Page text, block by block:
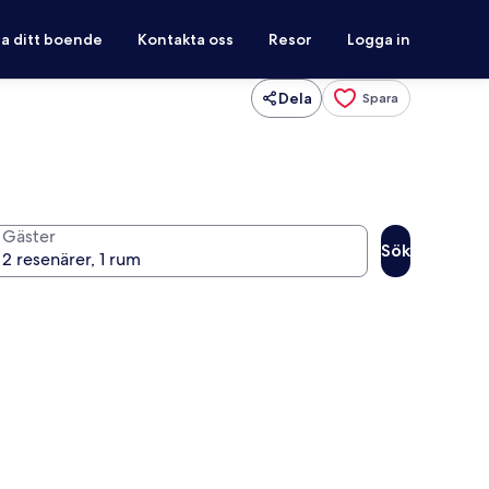
ditt boende Kontakta oss Resor Logga in
Dela Spara
Gäster
Sök